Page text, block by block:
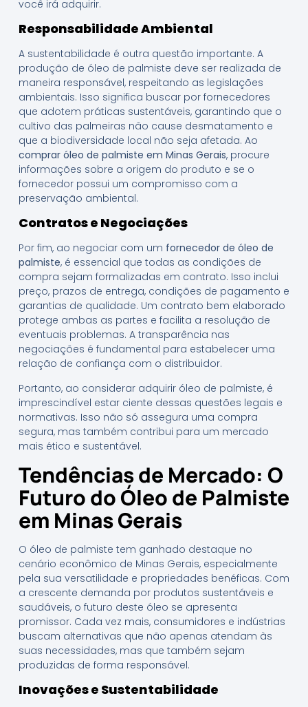
você irá adquirir.
Responsabilidade Ambiental
A sustentabilidade é outra questão importante. A
produção de óleo de palmiste deve ser realizada de
maneira responsável, respeitando as legislações
ambientais. Isso significa buscar por fornecedores
que adotem práticas sustentáveis, garantindo que o
cultivo das palmeiras não cause desmatamento e
que a biodiversidade local não seja afetada. Ao
comprar óleo de palmiste em Minas Gerais, procure
informações sobre a origem do produto e se o
fornecedor possui um compromisso com a
preservação ambiental.
Contratos e Negociações
Por fim, ao negociar com um fornecedor de óleo de
palmiste, é essencial que todas as condições de
compra sejam formalizadas em contrato. Isso inclui
preço, prazos de entrega, condições de pagamento e
garantias de qualidade. Um contrato bem elaborado
protege ambas as partes e facilita a resolução de
eventuais problemas. A transparência nas
negociações é fundamental para estabelecer uma
relação de confiança com o distribuidor.
Portanto, ao considerar adquirir óleo de palmiste, é
imprescindível estar ciente dessas questões legais e
normativas. Isso não só assegura uma compra
segura, mas também contribui para um mercado
mais ético e sustentável.
Tendências de Mercado: O
Futuro do Óleo de Palmiste
em Minas Gerais
O óleo de palmiste tem ganhado destaque no
cenário econômico de Minas Gerais, especialmente
pela sua versatilidade e propriedades benéficas. Com
a crescente demanda por produtos sustentáveis e
saudáveis, o futuro deste óleo se apresenta
promissor. Cada vez mais, consumidores e indústrias
buscam alternativas que não apenas atendam às
suas necessidades, mas que também sejam
produzidas de forma responsável.
Inovações e Sustentabilidade